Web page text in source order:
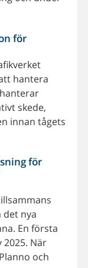
för
hantera
skede,
innan tågets
för
det nya
En första
När
och